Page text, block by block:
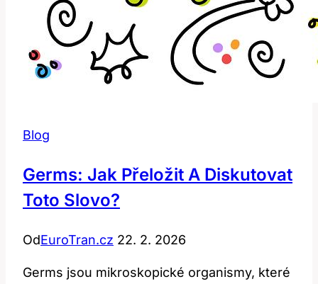
Blog
Germs: Jak Přeložit A Diskutovat
Toto Slovo?
OdEuroTran.cz 22. 2. 2026
Germs jsou mikroskopické organismy, které